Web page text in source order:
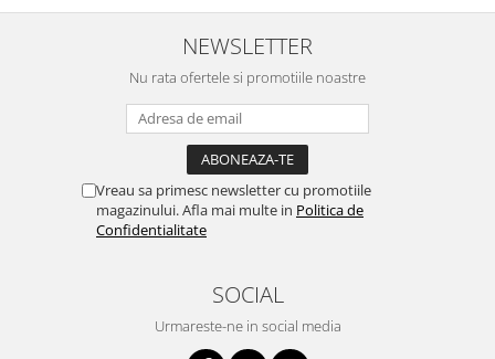
NEWSLETTER
Nu rata ofertele si promotiile noastre
Vreau sa primesc newsletter cu promotiile
magazinului. Afla mai multe in Politica de
Confidentialitate
SOCIAL
Urmareste-ne in social media